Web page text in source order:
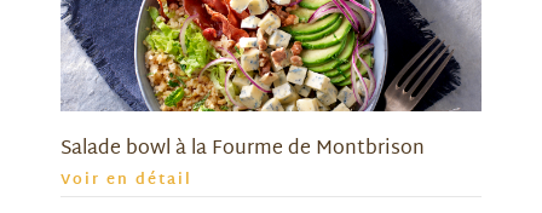
Salade bowl à la Fourme de Montbrison
Voir en détail